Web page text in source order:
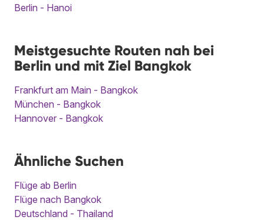
Berlin - Hanoi
Meistgesuchte Routen nah bei
Berlin und mit Ziel Bangkok
Frankfurt am Main - Bangkok
München - Bangkok
Hannover - Bangkok
Ähnliche Suchen
Flüge ab Berlin
Flüge nach Bangkok
Deutschland - Thailand